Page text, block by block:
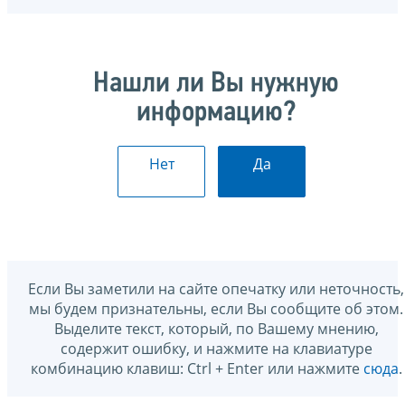
Нашли ли Вы нужную
информацию?
Нет Да
Если Вы заметили на сайте опечатку или неточность,
мы будем признательны, если Вы сообщите об этом.
Выделите текст, который, по Вашему мнению,
содержит ошибку, и нажмите на клавиатуре
комбинацию клавиш: Ctrl + Enter или нажмите сюда.